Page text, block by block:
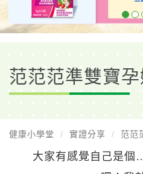
范范范準雙寶
健康小學堂 實證分享 范范
大家有感覺自己是